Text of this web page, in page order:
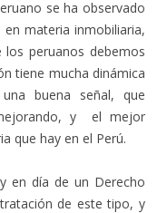
se ha observado
materia inmobiliaria,
peruanos debemos
tiene mucha dinámica
buena señal, que
y el mejor
que hay en el Perú.
en día de un Derecho
de este tipo, y